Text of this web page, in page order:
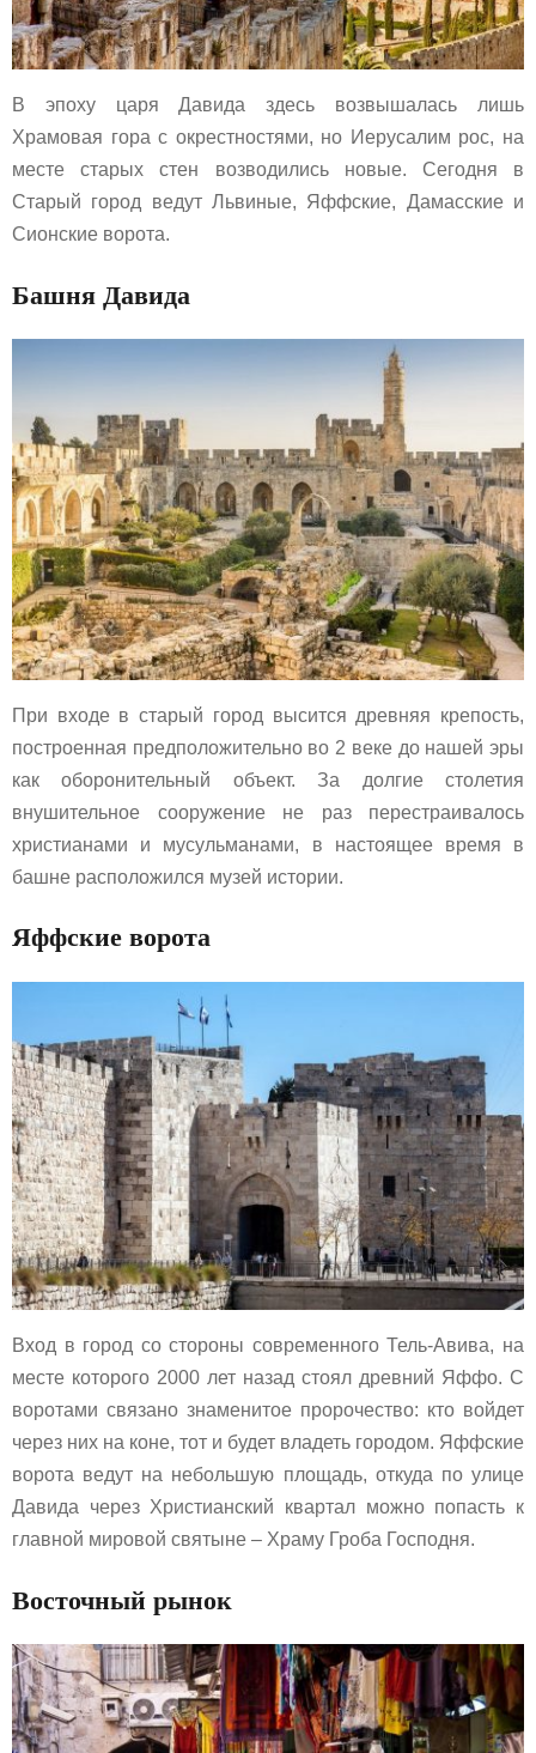
В эпоху царя Давида здесь возвышалась лишь
Храмовая гора с окрестностями, но Иерусалим рос, на
месте старых стен возводились новые. Сегодня в
Старый город ведут Львиные, Яффские, Дамасские и
Сионские ворота.
Башня Давида
При входе в старый город высится древняя крепость,
построенная предположительно во 2 веке до нашей эры
как оборонительный объект. За долгие столетия
внушительное сооружение не раз перестраивалось
христианами и мусульманами, в настоящее время в
башне расположился музей истории.
Яффские ворота
Вход в город со стороны современного Тель-Авива, на
месте которого 2000 лет назад стоял древний Яффо. С
воротами связано знаменитое пророчество: кто войдет
через них на коне, тот и будет владеть городом. Яффские
ворота ведут на небольшую площадь, откуда по улице
Давида через Христианский квартал можно попасть к
главной мировой святыне – Храму Гроба Господня.
Восточный рынок